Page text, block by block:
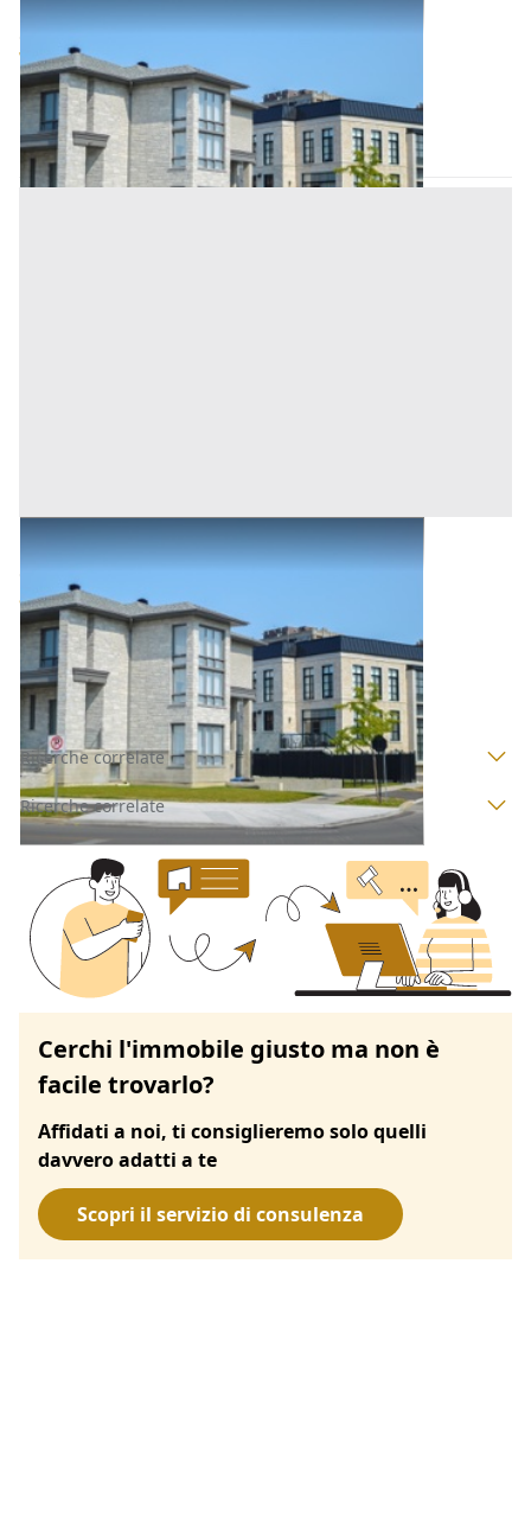
Abitazione di Tipo Civile all'asta a Padova
Villa del Conte (Padova)
75.000 €
Codice asta:3c9a6060
Asta chiusa
Abitazione di Tipo Civile all'asta a Padova
Villa del Conte (Padova)
87.000 € 115.000 €
Codice asta:f1e57ba8
Asta chiusa
Ricerche correlate
Ricerche correlate
Cerchi l'immobile giusto ma non è
facile trovarlo?
Affidati a noi, ti consiglieremo solo quelli
davvero adatti a te
Scopri il servizio di consulenza